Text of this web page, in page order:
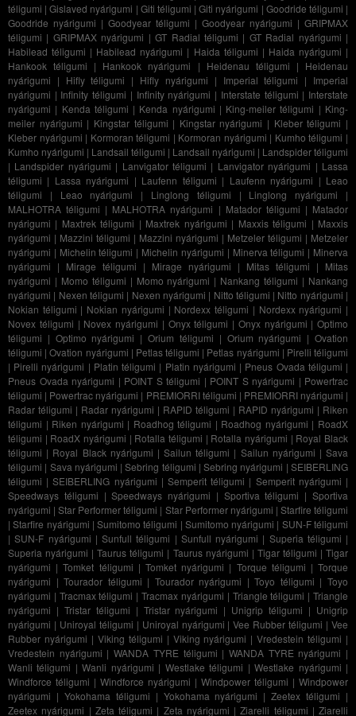
téligumi |Gislaved nyárigumi | Giti téligumi |Giti nyárigumi | Goodride téligumi |
Goodride nyárigumi | Goodyear téligumi | Goodyear nyárigumi | GRIPMAX
téligumi | GRIPMAX nyárigumi |GT Radial téligumi | GT Radial nyárigumi |
Habilead téligumi | Habilead nyárigumi | Haida téligumi | Haida nyárigumi |
Hankook téligumi | Hankook nyárigumi | Heidenau téligumi | Heidenau
nyárigumi | Hifly téligumi | Hifly nyárigumi | Imperial téligumi | Imperial
nyárigumi | Infinity téligumi | Infinity nyárigumi | Interstate téligumi | Interstate
nyárigumi | Kenda téligumi | Kenda nyárigumi | King-meiler téligumi | King-
meiler nyárigumi | Kingstar téligumi | Kingstar nyárigumi | Kleber téligumi |
Kleber nyárigumi | Kormoran téligumi | Kormoran nyárigumi | Kumho téligumi |
Kumho nyárigumi | Landsail téligumi | Landsail nyárigumi | Landspider téligumi
| Landspider nyárigumi | Lanvigator téligumi | Lanvigator nyárigumi | Lassa
téligumi | Lassa nyárigumi | Laufenn téligumi | Laufenn nyárigumi | Leao
téligumi | Leao nyárigumi | Linglong téligumi | Linglong nyárigumi |
MALHOTRA téligumi | MALHOTRA nyárigumi | Matador téligumi | Matador
nyárigumi | Maxtrek téligumi | Maxtrek nyárigumi | Maxxis téligumi | Maxxis
nyárigumi | Mazzini téligumi | Mazzini nyárigumi | Metzeler téligumi | Metzeler
nyárigumi | Michelin téligumi | Michelin nyárigumi | Minerva téligumi | Minerva
nyárigumi | Mirage téligumi | Mirage nyárigumi | Mitas téligumi | Mitas
nyárigumi | Momo téligumi | Momo nyárigumi | Nankang téligumi | Nankang
nyárigumi | Nexen téligumi | Nexen nyárigumi | Nitto téligumi | Nitto nyárigumi |
Nokian téligumi | Nokian nyárigumi | Nordexx téligumi | Nordexx nyárigumi |
Novex téligumi | Novex nyárigumi | Onyx téligumi | Onyx nyárigumi | Optimo
téligumi | Optimo nyárigumi |Orium téligumi | Orium nyárigumi |Ovation
téligumi |Ovation nyárigumi | Petlas téligumi | Petlas nyárigumi | Pirelli téligumi
| Pirelli nyárigumi | Platin téligumi | Platin nyárigumi | Pneus Ovada téligumi |
Pneus Ovada nyárigumi | POINT S téligumi | POINT S nyárigumi | Powertrac
téligumi | Powertrac nyárigumi | PREMIORRI téligumi | PREMIORRI nyárigumi |
Radar téligumi | Radar nyárigumi | RAPID téligumi | RAPID nyárigumi | Riken
téligumi | Riken nyárigumi | Roadhog téligumi | Roadhog nyárigumi | RoadX
téligumi | RoadX nyárigumi | Rotalla téligumi | Rotalla nyárigumi | Royal Black
téligumi | Royal Black nyárigumi |Sailun téligumi | Sailun nyárigumi |Sava
téligumi | Sava nyárigumi |Sebring téligumi |Sebring nyárigumi |SEIBERLING
téligumi |SEIBERLING nyárigumi |Semperit téligumi | Semperit nyárigumi |
Speedways téligumi |Speedways nyárigumi | Sportiva téligumi |Sportiva
nyárigumi |Star Performer téligumi | Star Performer nyárigumi | Starfire téligumi
|Starfire nyárigumi |Sumitomo téligumi | Sumitomo nyárigumi | SUN-F téligumi
|SUN-F nyárigumi | Sunfull téligumi | Sunfull nyárigumi | Superia téligumi |
Superia nyárigumi |Taurus téligumi | Taurus nyárigumi | Tigar téligumi |Tigar
nyárigumi |Tomket téligumi | Tomket nyárigumi | Torque téligumi |Torque
nyárigumi |Tourador téligumi | Tourador nyárigumi |Toyo téligumi |Toyo
nyárigumi | Tracmax téligumi |Tracmax nyárigumi | Triangle téligumi |Triangle
nyárigumi | Tristar téligumi | Tristar nyárigumi | Unigrip téligumi | Unigrip
nyárigumi | Uniroyal téligumi | Uniroyal nyárigumi |Vee Rubber téligumi |Vee
Rubber nyárigumi | Viking téligumi | Viking nyárigumi |Vredestein téligumi |
Vredestein nyárigumi |WANDA TYRE téligumi | WANDA TYRE nyárigumi |
Wanli téligumi |Wanli nyárigumi | Westlake téligumi |Westlake nyárigumi |
Windforce téligumi | Windforce nyárigumi | Windpower téligumi | Windpower
nyárigumi | Yokohama téligumi | Yokohama nyárigumi |Zeetex téligumi |
Zeetex nyárigumi | Zeta téligumi | Zeta nyárigumi |Ziarelli téligumi | Ziarelli